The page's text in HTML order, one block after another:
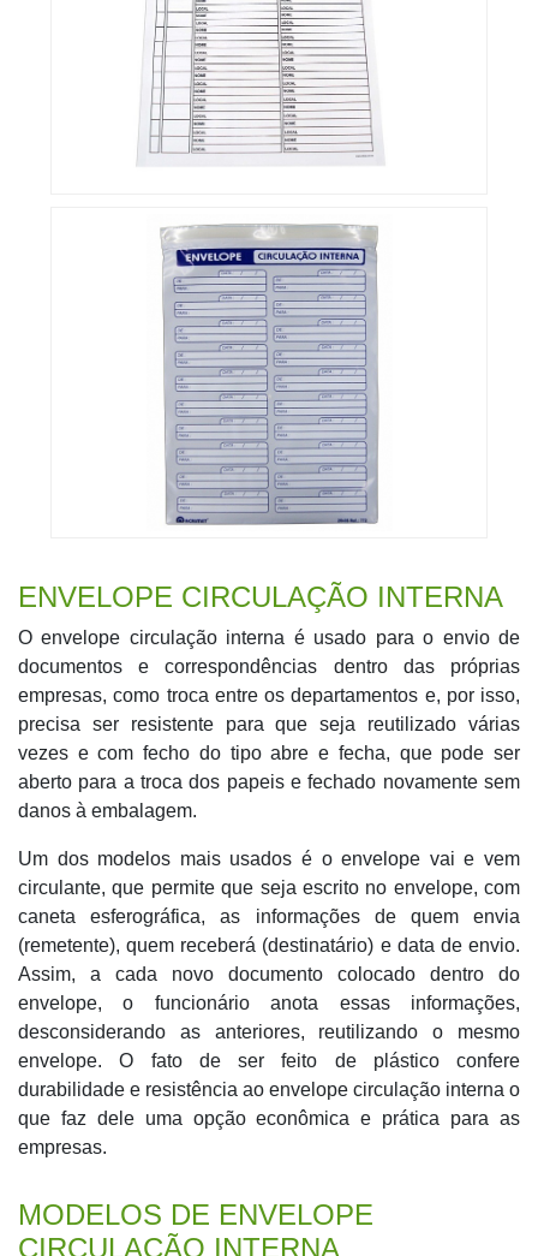
ENVELOPE CIRCULAÇÃO INTERNA
O envelope circulação interna é usado para o envio de
documentos e correspondências dentro das próprias
empresas, como troca entre os departamentos e, por isso,
precisa ser resistente para que seja reutilizado várias
vezes e com fecho do tipo abre e fecha, que pode ser
aberto para a troca dos papeis e fechado novamente sem
danos à embalagem.
Um dos modelos mais usados é o envelope vai e vem
circulante, que permite que seja escrito no envelope, com
caneta esferográfica, as informações de quem envia
(remetente), quem receberá (destinatário) e data de envio.
Assim, a cada novo documento colocado dentro do
envelope, o funcionário anota essas informações,
desconsiderando as anteriores, reutilizando o mesmo
envelope. O fato de ser feito de plástico confere
durabilidade e resistência ao envelope circulação interna o
que faz dele uma opção econômica e prática para as
empresas.
MODELOS DE ENVELOPE
CIRCULAÇÃO INTERNA